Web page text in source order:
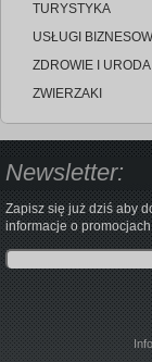
TURYSTYKA
USŁUGI
ZDROWIE I URODA
ZWIERZAKI
Newsletter:
Zapisz się już dziś aby
informacje o